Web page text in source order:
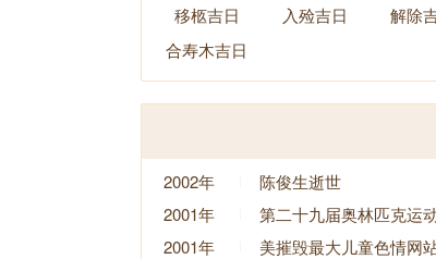
移柩吉日
入殓吉日 解除
合寿木吉日
2002年
陈俊生逝世
2001年
第二十九届奥林匹克运
2001年
美摧毁最大儿童色情网